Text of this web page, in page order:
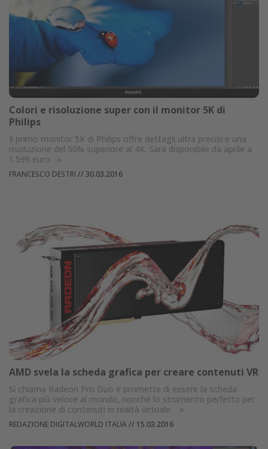
Colori e risoluzione super con il monitor 5K di
Philips
Il primo monitor 5K di Philips offre dettagli ultra precisi e una
risoluzione del 50% superiore al 4K. Sarà disponibile da aprile a
1.599 euro. »
FRANCESCO DESTRI // 30.03.2016
AMD svela la scheda grafica per creare contenuti VR
Si chiama Radeon Pro Duo e promette di essere la scheda
grafica più veloce al mondo, nonché lo strumento perfetto per
la creazione di contenuti in realtà virtuale.
»
REDAZIONE DIGITALWORLD ITALIA// 15.03.2016